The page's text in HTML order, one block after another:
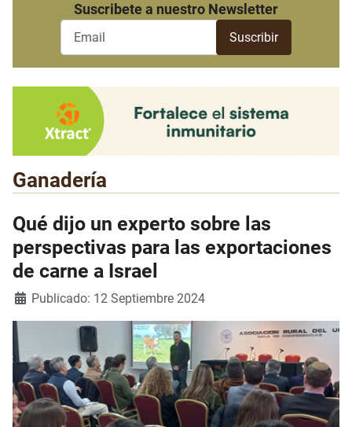
Suscribete a nuestro Newsletter
Ganadería
Qué dijo un experto sobre las
perspectivas para las exportaciones
de carne a Israel
Detalles
Publicado: 12 Septiembre 2024